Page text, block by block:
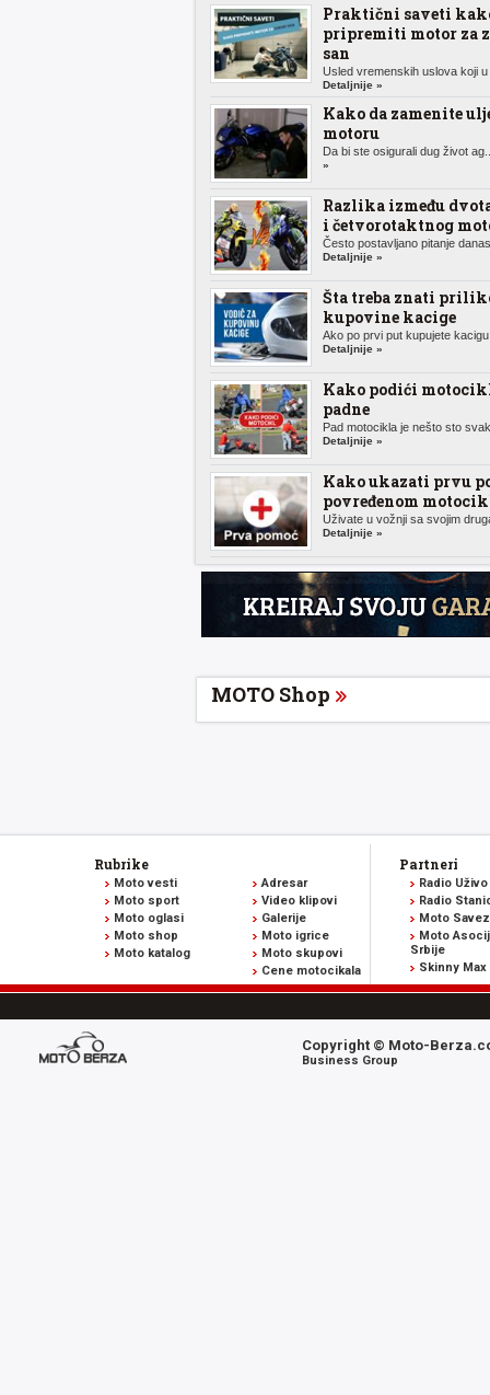
Praktični saveti
pripremiti motor za
san
Usled vremenskih uslova koji
Detaljnije »
Kako da zamenite
motoru
Da bi ste osigurali dug život
»
Razlika između
i četvorotaktnog
Često postavljano pitanje
Detaljnije »
Šta treba znati
kupovine kacige
Ako po prvi put kupujete
Detaljnije »
Kako podići
padne
Pad motocikla je nešto sto
Detaljnije »
Kako ukazati prvu
povređenom
Uživate u vožnji sa svojim
Detaljnije »
MOTO Shop
Rubrike
Moto vesti
Moto sport
Moto oglasi
Moto shop
Moto katalog
Adresar
Video klipovi
Galerije
Moto igrice
Moto skupovi
Cene motocikala
Partneri
Radio Uživo
Radio
Moto
Moto
Srbije
Skinny Max
Copyright © Moto-
Business Group